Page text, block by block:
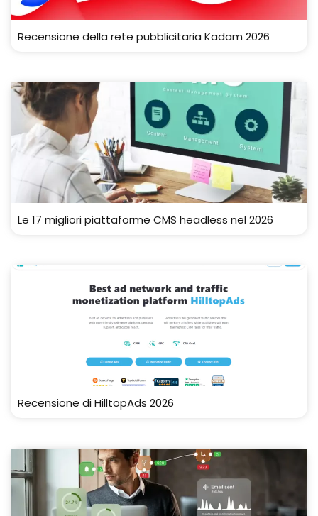
Recensione della rete pubblicitaria Kadam 2026
Le 17 migliori piattaforme CMS headless nel 2026
Recensione di HilltopAds 2026